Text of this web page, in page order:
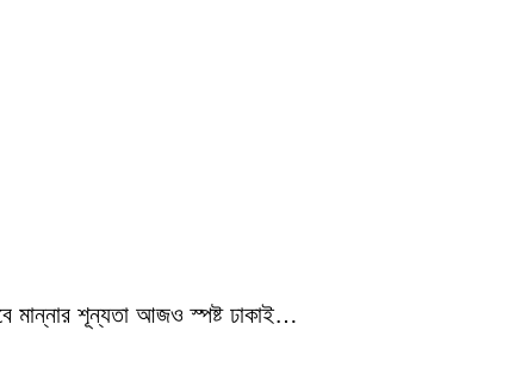
মান্নার শূন্যতা আজও স্পষ্ট ঢাকাই…